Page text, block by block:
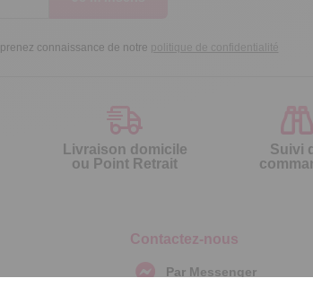
connaissance de notre politique de confidentialité
Livraison domicile
ou Point Retrait
Suivi
Contactez-nous
Par Messenger